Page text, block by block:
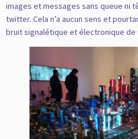
images et messages sans queue ni
twitter. Cela n’a aucun sens et
bruit signalétique et électronique de